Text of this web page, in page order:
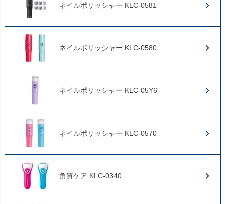
ネイルポリッシャー KLC-0581
ネイルポリッシャー KLC-0580
ネイルポリッシャー KLC-05Y6
ネイルポリッシャー KLC-0570
角質ケア KLC-0340